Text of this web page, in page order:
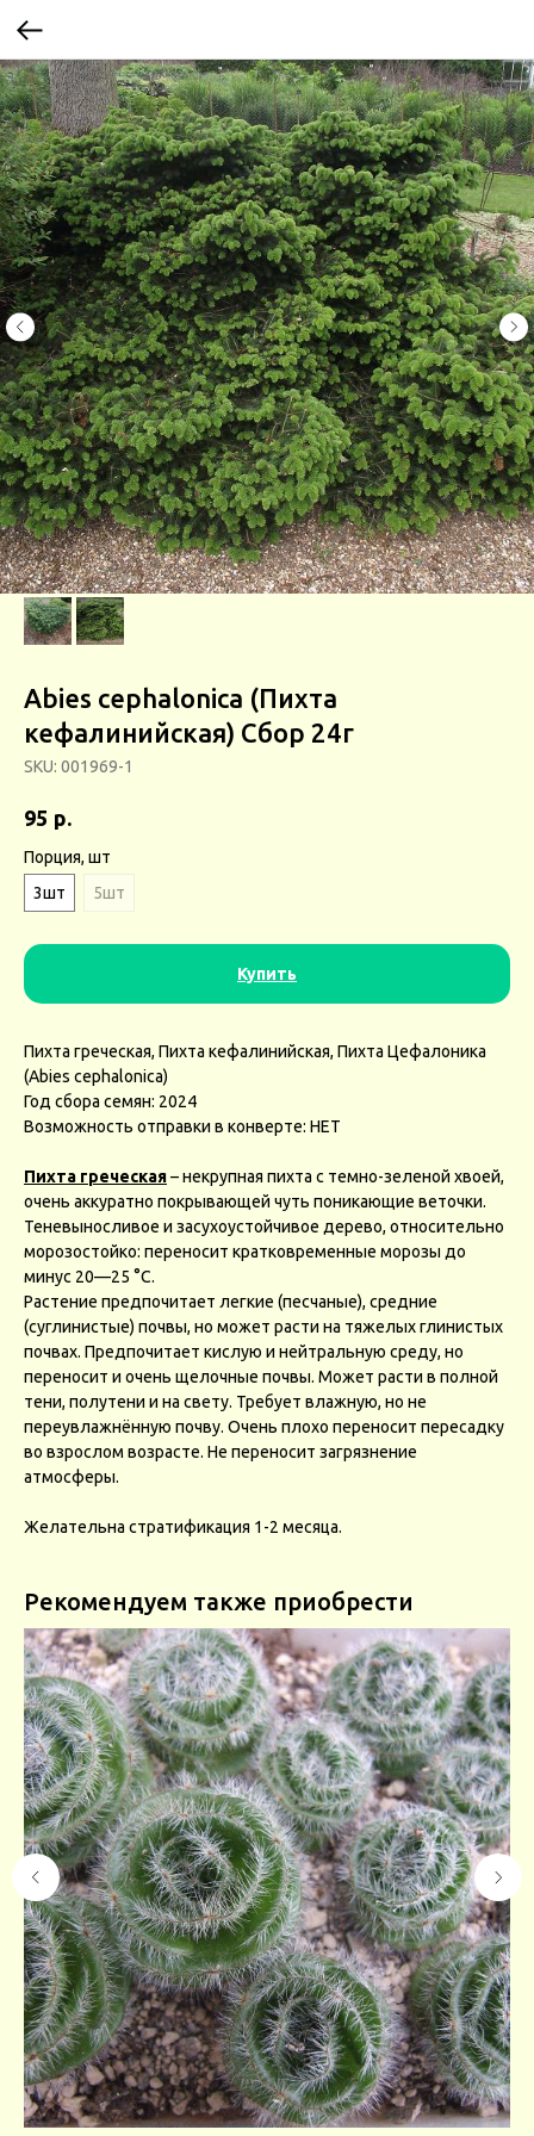
Abies cephalonica (Пихта
кефалинийская) Сбор 24г
SKU: 001969-1
95 р.
Порция, шт
3шт
5шт
Купить
Пихта греческая, Пихта кефалинийская, Пихта Цефалоника
(Abies cephalonica)
Год сбора семян: 2024
Возможность отправки в конверте: НЕТ
Пихта греческая– некрупная пихта с темно-зеленой хвоей,
очень аккуратно покрывающей чуть поникающие веточки.
Теневыносливое и засухоустойчивое дерево, относительно
морозостойко: переносит кратковременные морозы до
минус 20—25 °С.
Растение предпочитает легкие (песчаные), средние
(суглинистые) почвы, но может расти на тяжелых глинистых
почвах. Предпочитает кислую и нейтральную среду, но
переносит и очень щелочные почвы. Может расти в полной
тени, полутени и на свету. Требует влажную, но не
переувлажнённую почву. Очень плохо переносит пересадку
во взрослом возрасте. Не переносит загрязнение
атмосферы.
Желательна стратификация 1-2 месяца.
Рекомендуем также приобрести